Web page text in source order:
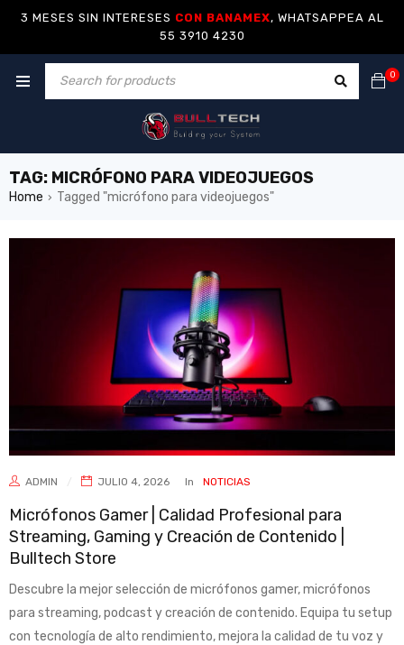
3 MESES SIN INTERESES CON BANAMEX, WHATSAPPEA AL
55 3910 4230
0
TAG: MICRÓFONO PARA VIDEOJUEGOS
Home › Tagged "micrófono para videojuegos"
ADMIN JULIO 4, 2026 In NOTICIAS
Micrófonos Gamer | Calidad Profesional para
Streaming, Gaming y Creación de Contenido |
Bulltech Store
Descubre la mejor selección de micrófonos gamer, micrófonos
para streaming, podcast y creación de contenido. Equipa tu setup
con tecnología de alto rendimiento, mejora la calidad de tu voz y